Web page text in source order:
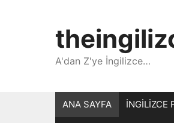
A'dan Z'ye İngilizce…
ANA SAYFA İNGİLİZCE